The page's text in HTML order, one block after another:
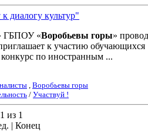
диалогу культур"
ГБПОУ «Воробьевы горы»
к участию
по иностранным ...
, Воробьевы горы
/ Участвуй !
из 1
| Конец